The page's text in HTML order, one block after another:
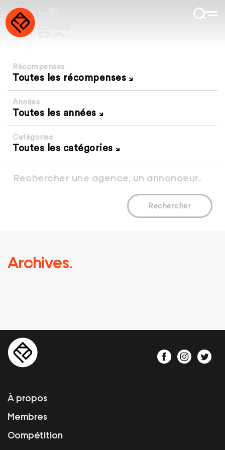
Récompenses
Toutes les récompenses
Années
Toutes les années
Catégories
Toutes les catégories
Rechercher
Archives.
À propos
Membres
Compétition